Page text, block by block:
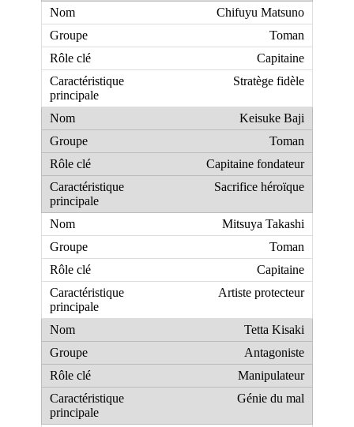
Chifuyu Matsuno
Toman
Capitaine
Stratège fidèle
Keisuke Baji
Toman
Capitaine fondateur
Sacrifice héroïque
Mitsuya Takashi
Toman
Capitaine
Artiste protecteur
Tetta Kisaki
Antagoniste
Manipulateur
Génie du mal